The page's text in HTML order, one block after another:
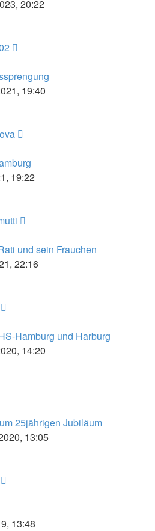
20:22
19:40
19:22
und sein Frauchen
22:16
Hamburg und Harburg
14:20
25jährigen Jubiläum
13:05
13:48